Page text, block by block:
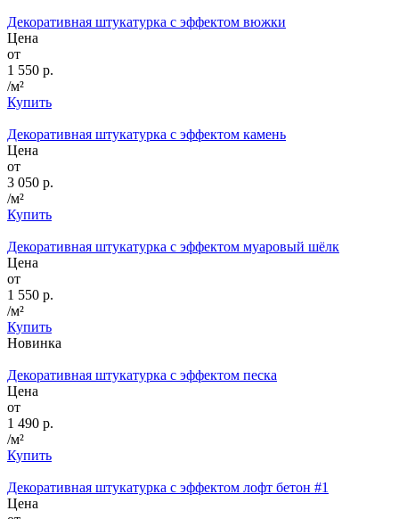
Декоративная штукатурка с эффектом вюжки
Цена
от
1 550 р.
/м²
Купить
Декоративная штукатурка с эффектом камень
Цена
от
3 050 р.
/м²
Купить
Декоративная штукатурка с эффектом муаровый шёлк
Цена
от
1 550 р.
/м²
Купить
Новинка
Декоративная штукатурка с эффектом песка
Цена
от
1 490 р.
/м²
Купить
Декоративная штукатурка с эффектом лофт бетон #1
Цена